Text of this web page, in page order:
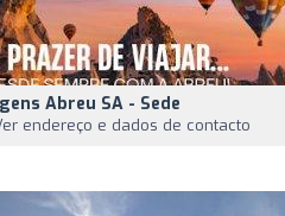
Abreu SA - Sede
endereço e dados de contacto